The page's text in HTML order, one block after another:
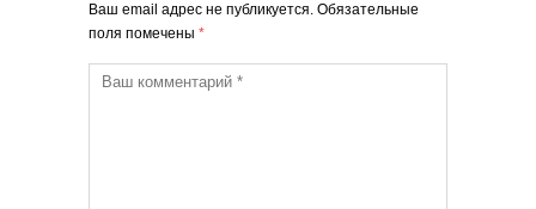
Ваш email адрес не публикуется. Обязательные
поля помечены *